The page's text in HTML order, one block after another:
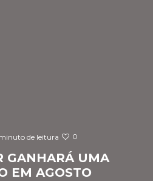
de leitura 0
GANHARÁ UMA
EM AGOSTO